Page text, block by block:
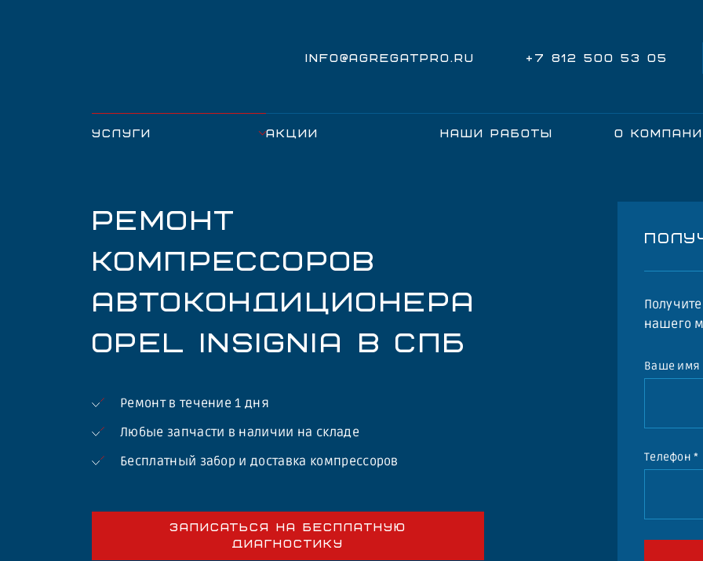
INFO@AGREGATPRO.RU +7 812 500 53 05
УСЛУГИ АКЦИИ НАШИ РАБОТЫ О
РЕМОНТ
КОМПРЕССОРОВ
АВТОКОНДИЦИОНЕРА
OPEL INSIGNIA В СПБ
Ремонт в течение 1 дня
Любые запчасти в наличии на складе
Бесплатный забор и доставка компрессоров
ЗАПИСАТЬСЯ НА БЕСПЛАТНУЮ
ДИАГНОСТИКУ
нашего
Ваше имя
Телефон *